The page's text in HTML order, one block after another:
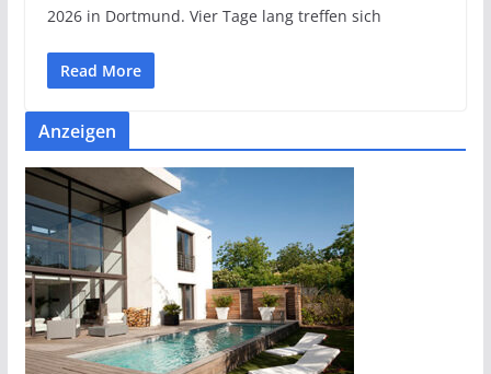
2026 in Dortmund. Vier Tage lang treffen sich
Read More
Anzeigen